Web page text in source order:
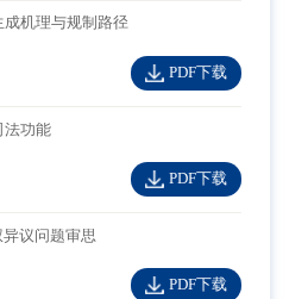
机理与规制路径
PDF下载
法功能
PDF下载
议问题审思
PDF下载